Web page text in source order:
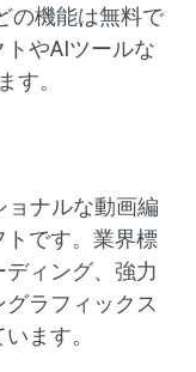
の機能は無料で
やAIツールな
す。
ョナルな動画編
です。業界標
ィング、強力
ラフィックス
ます。